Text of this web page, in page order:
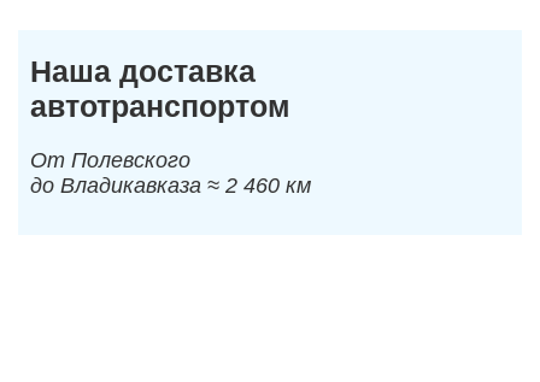
Наша доставка
автотранспортом
От Полевского
до Владикавказа ≈ 2 460 км